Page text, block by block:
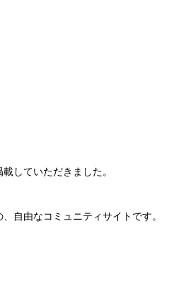
していただきました。
自由なコミュニティサイトです。